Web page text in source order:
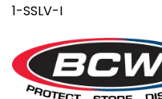
1-SSLV-I